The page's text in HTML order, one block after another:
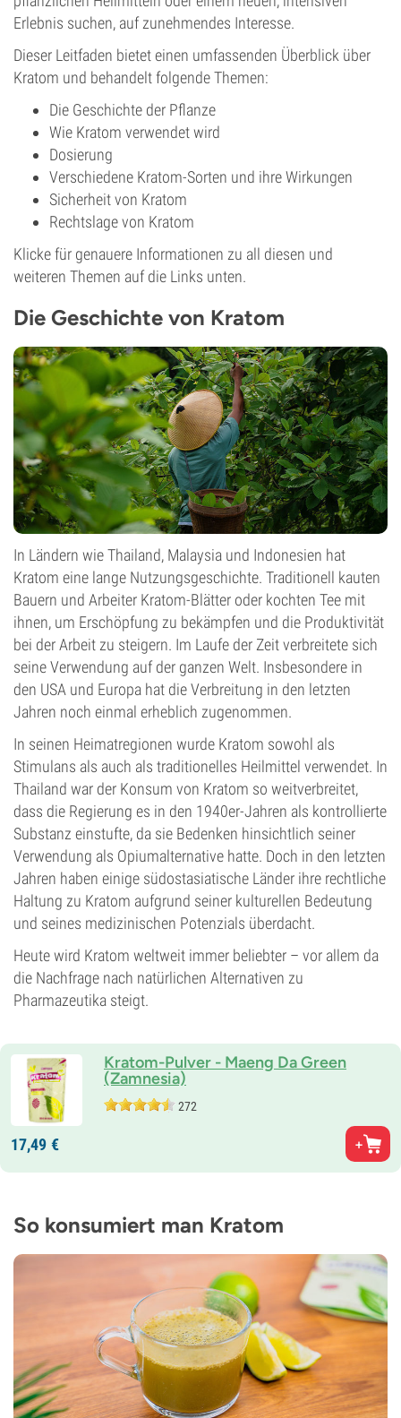
Erlebnis suchen, auf zunehmendes Interesse.
Dieser Leitfaden bietet einen umfassenden Überblick über
Kratom und behandelt folgende Themen:
Die Geschichte der Pflanze
Wie Kratom verwendet wird
Dosierung
Verschiedene Kratom-Sorten und ihre Wirkungen
Sicherheit von Kratom
Rechtslage von Kratom
Klicke für genauere Informationen zu all diesen und
weiteren Themen auf die Links unten.
Die Geschichte von Kratom
In Ländern wie Thailand, Malaysia und Indonesien hat
Kratom eine lange Nutzungsgeschichte. Traditionell kauten
Bauern und Arbeiter Kratom-Blätter oder kochten Tee mit
ihnen, um Erschöpfung zu bekämpfen und die Produktivität
bei der Arbeit zu steigern. Im Laufe der Zeit verbreitete sich
seine Verwendung auf der ganzen Welt. Insbesondere in
den USA und Europa hat die Verbreitung in den letzten
Jahren noch einmal erheblich zugenommen.
In seinen Heimatregionen wurde Kratom sowohl als
Stimulans als auch als traditionelles Heilmittel verwendet. In
Thailand war der Konsum von Kratom so weitverbreitet,
dass die Regierung es in den 1940er-Jahren als kontrollierte
Substanz einstufte, da sie Bedenken hinsichtlich seiner
Verwendung als Opiumalternative hatte. Doch in den letzten
Jahren haben einige südostasiatische Länder ihre rechtliche
Haltung zu Kratom aufgrund seiner kulturellen Bedeutung
und seines medizinischen Potenzials überdacht.
Heute wird Kratom weltweit immer beliebter – vor allem da
die Nachfrage nach natürlichen Alternativen zu
Pharmazeutika steigt.
Kratom-Pulver - Maeng Da Green
(Zamnesia)
272
17,49 €
So konsumiert man Kratom